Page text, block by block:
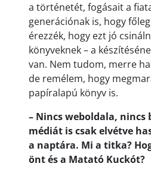
a történetét, fogásait a
generációnak is, hogy
érezzék, hogy ezt jó
könyveknek – a
van. Nem tudom, merre
de remélem, hogy
papíralapú könyv is.
– Nincs weboldala, nincs
médiát is csak elvétve
a naptára. Mi a titka?
önt és a Matató Kuckót?